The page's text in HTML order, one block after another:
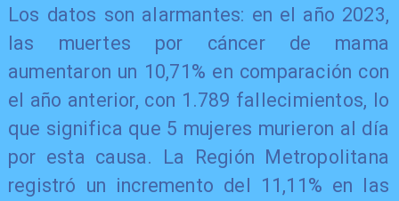
Los datos son alarmantes: en el año 2023,
las muertes por cáncer de mama
aumentaron un 10,71% en comparación con
el año anterior, con 1.789 fallecimientos, lo
que significa que 5 mujeres murieron al día
por esta causa. La Región Metropolitana
registró un incremento del 11,11% en las